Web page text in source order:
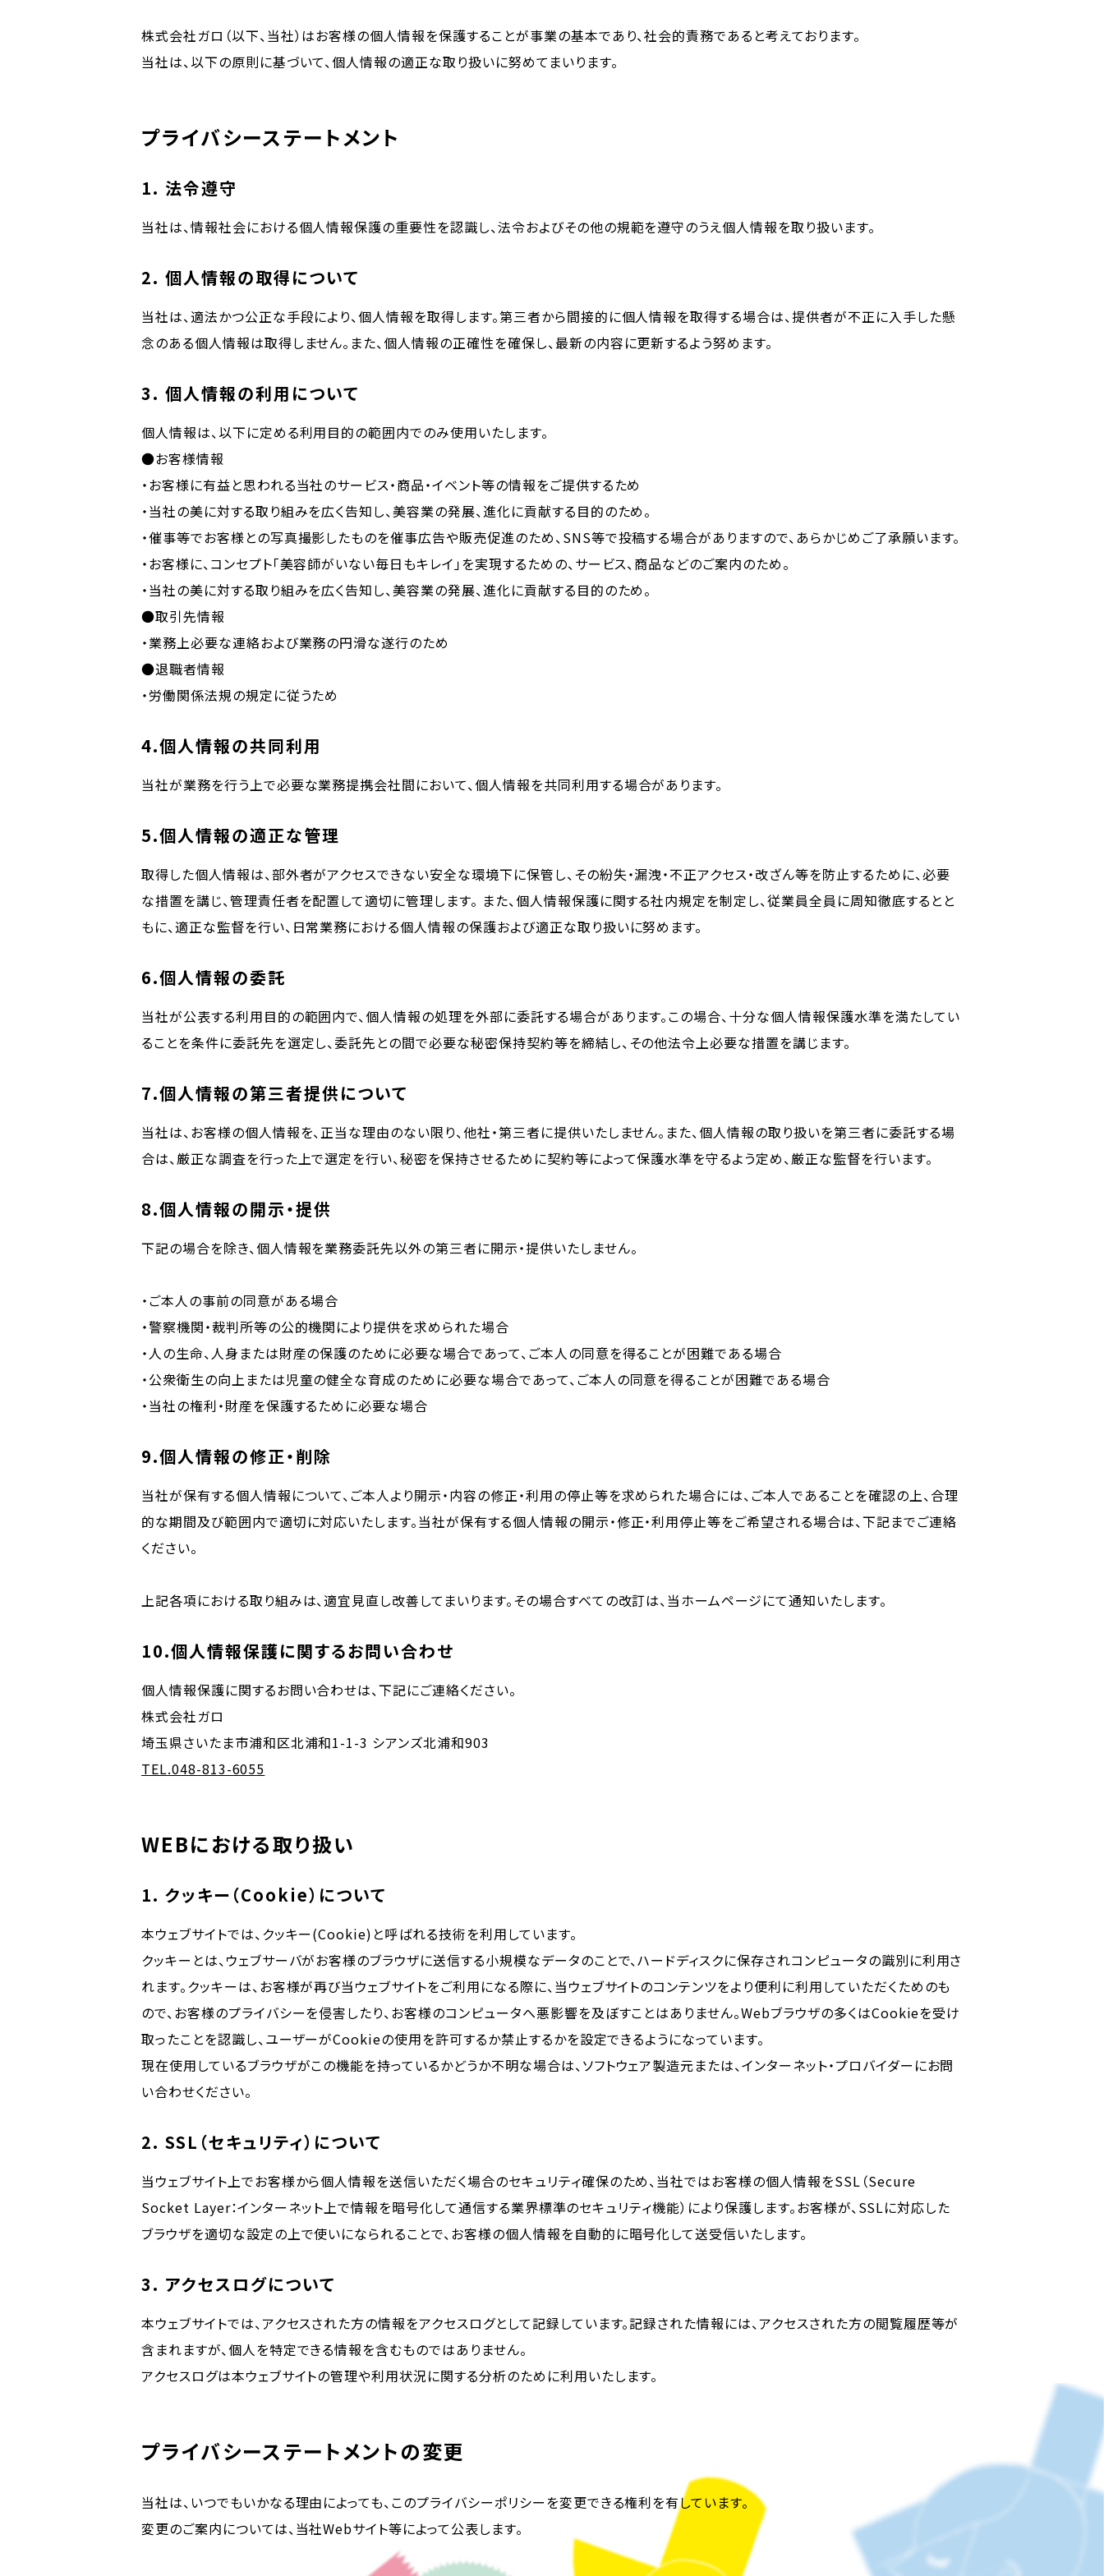
株式会社ガロ（以下、当社）はお客様の個人情報を保護することが事業の基本であり、社会的責務であると考えております。
当社は、以下の原則に基づいて、個人情報の適正な取り扱いに努めてまいります。
プライバシーステートメント
1. 法令遵守
当社は、情報社会における個人情報保護の重要性を認識し、法令およびその他の規範を遵守のうえ個人情報を取り扱います。
2. 個人情報の取得について
当社は、適法かつ公正な手段により、個人情報を取得します。第三者から間接的に個人情報を取得する場合は、提供者が不正に入手した懸
念のある個人情報は取得しません。また、個人情報の正確性を確保し、最新の内容に更新するよう努めます。
3. 個人情報の利用について
個人情報は、以下に定める利用目的の範囲内でのみ使用いたします。
●お客様情報
・お客様に有益と思われる当社のサービス・商品・イベント等の情報をご提供するため
・当社の美に対する取り組みを広く告知し、美容業の発展、進化に貢献する目的のため。
・催事等でお客様との写真撮影したものを催事広告や販売促進のため、SNS等で投稿する場合がありますので、あらかじめご了承願います。
・お客様に、コンセプト「美容師がいない毎日もキレイ」を実現するための、サービス、商品などのご案内のため。
・当社の美に対する取り組みを広く告知し、美容業の発展、進化に貢献する目的のため。
●取引先情報
・業務上必要な連絡および業務の円滑な遂行のため
●退職者情報
・労働関係法規の規定に従うため
4.個人情報の共同利用
当社が業務を行う上で必要な業務提携会社間において、個人情報を共同利用する場合があります。
5.個人情報の適正な管理
取得した個人情報は、部外者がアクセスできない安全な環境下に保管し、その紛失・漏洩・不正アクセス・改ざん等を防止するために、必要
な措置を講じ、管理責任者を配置して適切に管理します。 また、個人情報保護に関する社内規定を制定し、従業員全員に周知徹底するとと
もに、適正な監督を行い、日常業務における個人情報の保護および適正な取り扱いに努めます。
6.個人情報の委託
当社が公表する利用目的の範囲内で、個人情報の処理を外部に委託する場合があります。この場合、十分な個人情報保護水準を満たしてい
ることを条件に委託先を選定し、委託先との間で必要な秘密保持契約等を締結し、その他法令上必要な措置を講じます。
7.個人情報の第三者提供について
当社は、お客様の個人情報を、正当な理由のない限り、他社・第三者に提供いたしません。また、個人情報の取り扱いを第三者に委託する場
合は、厳正な調査を行った上で選定を行い、秘密を保持させるために契約等によって保護水準を守るよう定め、厳正な監督を行います。
8.個人情報の開示・提供
下記の場合を除き、個人情報を業務委託先以外の第三者に開示・提供いたしません。
・ご本人の事前の同意がある場合
・警察機関・裁判所等の公的機関により提供を求められた場合
・人の生命、人身または財産の保護のために必要な場合であって、ご本人の同意を得ることが困難である場合
・公衆衛生の向上または児童の健全な育成のために必要な場合であって、ご本人の同意を得ることが困難である場合
・当社の権利・財産を保護するために必要な場合
9.個人情報の修正・削除
当社が保有する個人情報について、ご本人より開示・内容の修正・利用の停止等を求められた場合には、ご本人であることを確認の上、合理
的な期間及び範囲内で適切に対応いたします。当社が保有する個人情報の開示・修正・利用停止等をご希望される場合は、下記までご連絡
ください。
上記各項における取り組みは、適宜見直し改善してまいります。その場合すべての改訂は、当ホームページにて通知いたします。
10.個人情報保護に関するお問い合わせ
個人情報保護に関するお問い合わせは、下記にご連絡ください。
株式会社ガロ
埼玉県さいたま市浦和区北浦和1-1-3 シアンズ北浦和903
TEL.048-813-6055
WEBにおける取り扱い
1. クッキー（Cookie）について
本ウェブサイトでは、クッキー(Cookie)と呼ばれる技術を利用しています。
クッキーとは、ウェブサーバがお客様のブラウザに送信する小規模なデータのことで、ハードディスクに保存されコンピュータの識別に利用さ
れます。クッキーは、お客様が再び当ウェブサイトをご利用になる際に、当ウェブサイトのコンテンツをより便利に利用していただくためのも
ので、お客様のプライバシーを侵害したり、お客様のコンピュータへ悪影響を及ぼすことはありません。Webブラウザの多くはCookieを受け
取ったことを認識し、ユーザーがCookieの使用を許可するか禁止するかを設定できるようになっています。
現在使用しているブラウザがこの機能を持っているかどうか不明な場合は、ソフトウェア製造元または、インターネット・プロバイダーにお問
い合わせください。
2. SSL（セキュリティ）について
当ウェブサイト上でお客様から個人情報を送信いただく場合のセキュリティ確保のため、当社ではお客様の個人情報をSSL（Secure
Socket Layer：インターネット上で情報を暗号化して通信する業界標準のセキュリティ機能）により保護します。お客様が、SSLに対応した
ブラウザを適切な設定の上で使いになられることで、お客様の個人情報を自動的に暗号化して送受信いたします。
3. アクセスログについて
本ウェブサイトでは、アクセスされた方の情報をアクセスログとして記録しています。記録された情報には、アクセスされた方の閲覧履歴等が
含まれますが、個人を特定できる情報を含むものではありません。
アクセスログは本ウェブサイトの管理や利用状況に関する分析のために利用いたします。
プライバシーステートメントの変更
当社は、いつでもいかなる理由によっても、このプライバシーポリシーを変更できる権利を有しています。
変更のご案内については、当社Webサイト等によって公表します。